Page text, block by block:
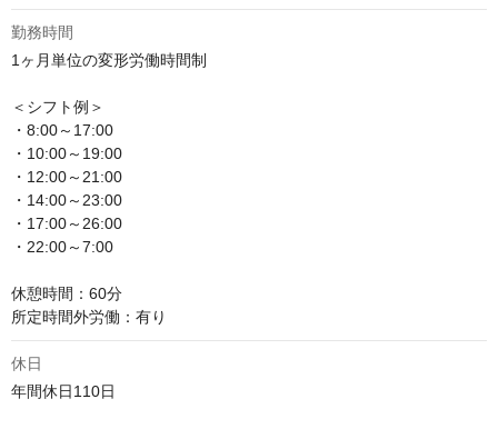
勤務時間
1ヶ月単位の変形労働時間制
＜シフト例＞
・8:00～17:00
・10:00～19:00
・12:00～21:00
・14:00～23:00
・17:00～26:00
・22:00～7:00
休憩時間：60分
所定時間外労働：有り
休日
年間休日110日